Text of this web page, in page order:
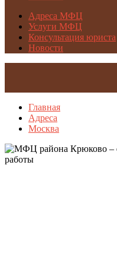
Адреса МФЦ
Услуги МФЦ
Консультация юриста
Новости
Главная
Адреса
Москва